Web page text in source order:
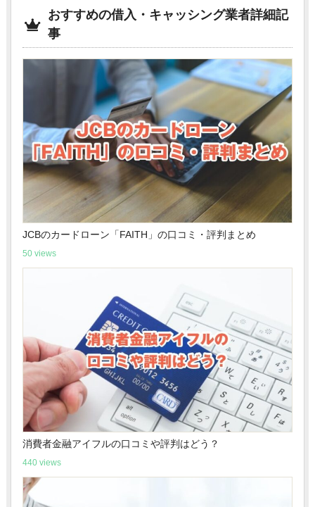
おすすめの借入・キャッシング業者詳細記
事
JCBのカードローン「FAITH」の口コミ・評判まとめ
50 views
消費者金融アイフルの口コミや評判はどう？
440 views